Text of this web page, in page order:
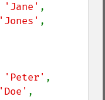
'Jane' ,
'Jones' ,
'Peter' ,
'Doe' ,